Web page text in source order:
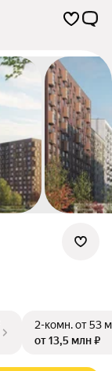
2-комн.от 53
от 13,5 млн ₽